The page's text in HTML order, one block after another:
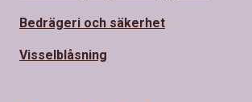
Bedrägeri och säkerhet
Visselblåsning